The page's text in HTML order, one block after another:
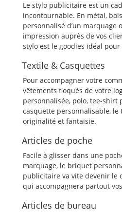
Le stylo publicitaire est un
incontournable. En métal,
personnalisé d’un marquage
impression auprès de vos
stylo est le goodies idéal
Textile & Casquettes
Pour accompagner votre
vêtements floqués de votre
personnalisée, polo, tee-shirt
casquette personnalisable, le
originalité et fantaisie.
Articles de poche
Facile à glisser dans une
marquage, le briquet
publicitaire va vite devenir le
qui accompagnera partout
Articles de bureau